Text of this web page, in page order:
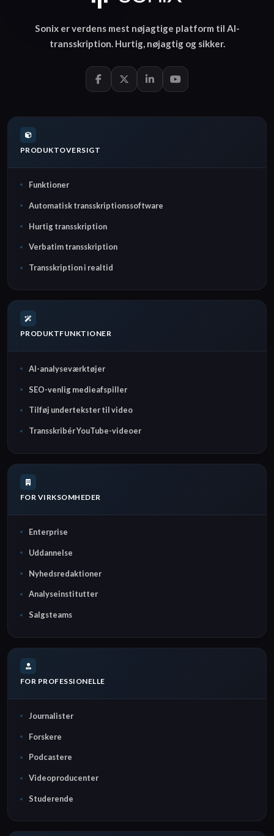
Sonix er verdens mest nøjagtige platform til AI-
transskription Hurtig, nøjagtigog sikker.
PRODUKTOVERSIGT
Funktioner
Automatisk transskriptionssoftware
Hurtig transskription
Verbatim transskription
Transskription i realtid
PRODUKTFUNKTIONER
AI-analyseværktøjer
SEO-venlig medieafspiller
Tilføj undertekster til video
Transskribér YouTube-videoer
FOR VIRKSOMHEDER
Enterprise
Uddannelse
Nyhedsredaktioner
Analyseinstitutter
Salgsteams
FOR PROFESSIONELLE
Journalister
Forskere
Podcastere
Videoproducenter
Studerende